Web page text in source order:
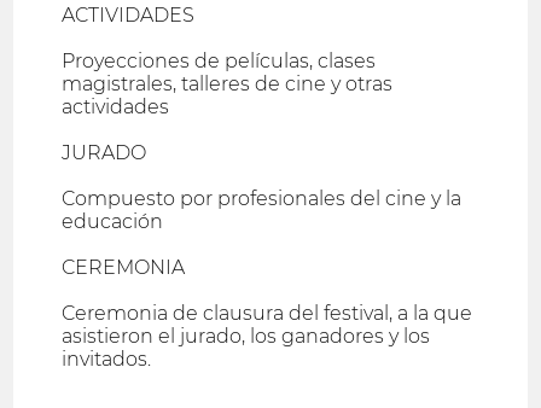
ACTIVIDADES
Proyecciones de películas, clases
magistrales, talleres de cine y otras
actividades
JURADO
Compuesto por profesionales del cine y la
educación
CEREMONIA
Ceremonia de clausura del festival, a la que
asistieron el jurado, los ganadores y los
invitados.